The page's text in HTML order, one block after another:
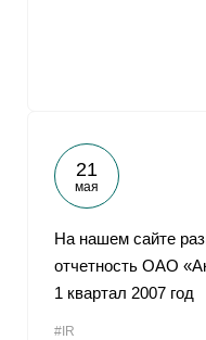
21
мая
На нашем сайте
отчетность ОАО
1 квартал 2007 год
#IR